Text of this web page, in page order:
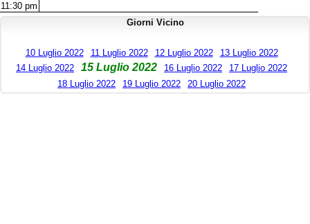
11:30 pm
Giorni Vicino
10 Luglio 2022 11 Luglio 2022 12 Luglio 2022
13 Luglio 2022
14 Luglio 2022
15 Luglio 2022 16 Luglio 2022
17 Luglio 2022
18 Luglio 2022
19 Luglio 2022 20 Luglio 2022